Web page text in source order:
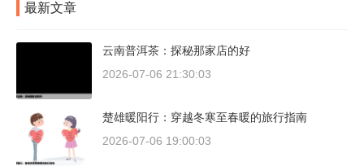
最新文章
云南普洱茶：探秘那家店的好
2026-07-06 21:30:03
楚雄暖阳行：穿越冬寒至春暖的旅行指南
2026-07-06 19:00:03